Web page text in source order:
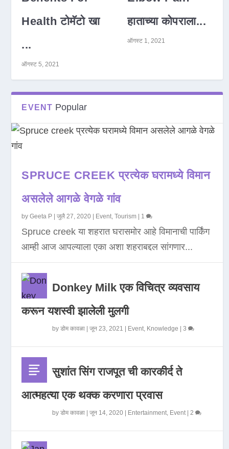
Health टोमॅटो खा
...
ऑगस्ट 5, 2021
हाताच्या कोपराला...
ऑगस्ट 1, 2021
EVENT Popular
SPRUCE CREEK प्रत्येक घरामध्ये विमान
असलेले आगळे वेगळे गांव
byGeeta P |जुलै 27, 2020 Event,Tourism 1
Spruce creek या शहरात घरासमोर आहे विमानाची पार्किंग
आम्ही आज आपल्याला एका अशा शहराबद्दल सांगणार...
Donkey Milk एक विचित्र व्यवसाय
करून यशस्वी झालेली मुलगी
byडोम कावळा |जून 23, 2021 Event, Knowledge |3
सुशांत सिंग राजपूत ची कारकीर्द ते
आत्महत्या एक थक्क करणारा प्रवास
byडोम कावळा |जून 14, 2020 Entertainment, Event|2